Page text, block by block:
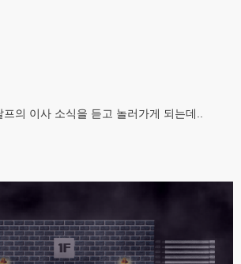
의 이사 소식을 듣고 놀러가게 되는데..